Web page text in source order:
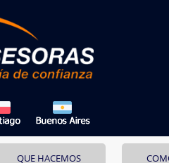
QUE HACEMOS